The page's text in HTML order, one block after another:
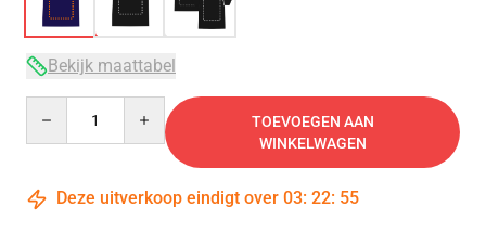
Bekijk maattabel
TOEVOEGEN AAN
WINKELWAGEN
Deze uitverkoop eindigt over 03: 22: 54